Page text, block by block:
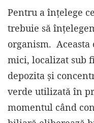
Pentru a înțelege
trebuie să
organism.
mici, localizat sub
depozita și
verde utilizată în
momentul când